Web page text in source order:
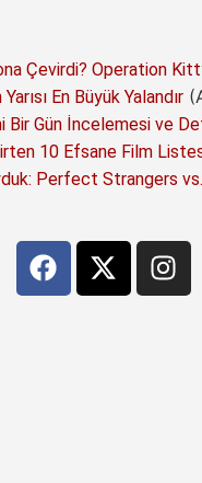
Çevirdi? Operation
En Büyük Yalandır
Bir Gün İncelemesi ve
10 Efsane Film
Perfect Strangers